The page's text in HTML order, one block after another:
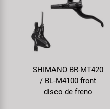
SHIMANO BR-MT420
/ BL-M4100 front
disco de freno